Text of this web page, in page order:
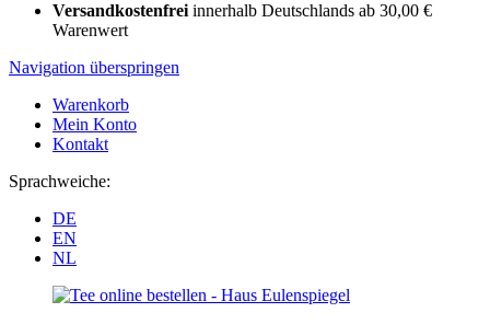
Versandkostenfrei innerhalb Deutschlands ab 30,00 €
Warenwert
Navigation überspringen
Warenkorb
Mein Konto
Kontakt
Sprachweiche:
DE
EN
NL